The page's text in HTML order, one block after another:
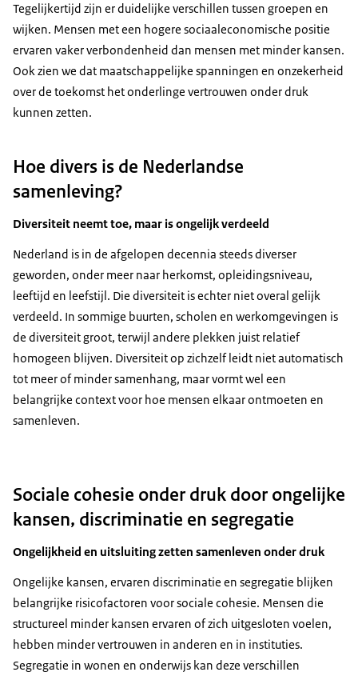
Tegelijkertijd zijn er duidelijke verschillen tussen groepen en
wijken. Mensen met een hogere sociaaleconomische positie
ervaren vaker verbondenheid dan mensen met minder kansen.
Ook zien we dat maatschappelijke spanningen en onzekerheid
over de toekomst het onderlinge vertrouwen onder druk
kunnen zetten.
Hoe divers is de Nederlandse
samenleving?
Diversiteit neemt toe, maar is ongelijk verdeeld
Nederland is in de afgelopen decennia steeds diverser
geworden, onder meer naar herkomst, opleidingsniveau,
leeftijd en leefstijl. Die diversiteit is echter niet overal gelijk
verdeeld. In sommige buurten, scholen en werkomgevingen is
de diversiteit groot, terwijl andere plekken juist relatief
homogeen blijven. Diversiteit op zichzelf leidt niet automatisch
tot meer of minder samenhang, maar vormt wel een
belangrijke context voor hoe mensen elkaar ontmoeten en
samenleven.
Sociale cohesie onder druk door ongelijke
kansen, discriminatie en segregatie
Ongelijkheid en uitsluiting zetten samenleven onder druk
Ongelijke kansen, ervaren discriminatie en segregatie blijken
belangrijke risicofactoren voor sociale cohesie. Mensen die
structureel minder kansen ervaren of zich uitgesloten voelen,
hebben minder vertrouwen in anderen en in instituties.
Segregatie in wonen en onderwijs kan deze verschillen